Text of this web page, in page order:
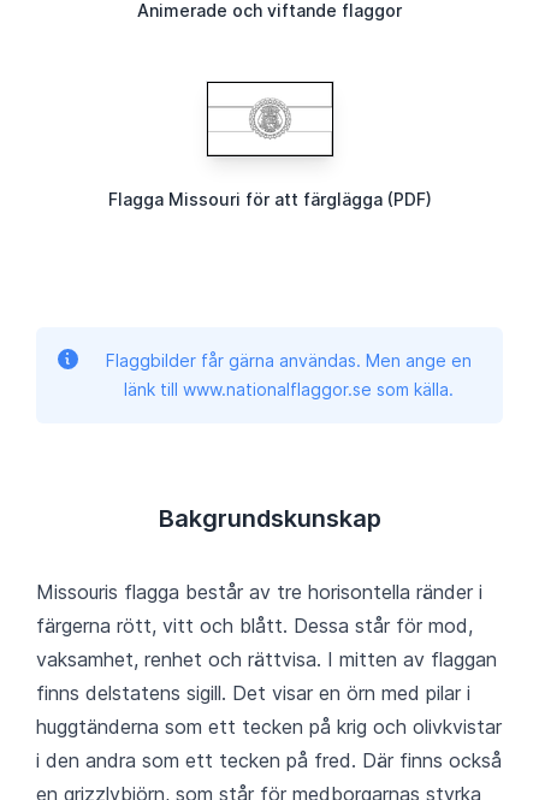
Animerade och viftande flaggor
Flagga Missouri för att färglägga (PDF)
Flaggbilder får gärna användas. Men ange en
länk till www.nationalflaggor.se som källa.
Bakgrundskunskap
Missouris flagga består av tre horisontella ränder i
färgerna rött, vitt och blått. Dessa står för mod,
vaksamhet, renhet och rättvisa. I mitten av flaggan
finns delstatens sigill. Det visar en örn med pilar i
huggtänderna som ett tecken på krig och olivkvistar
i den andra som ett tecken på fred. Där finns också
en grizzlybjörn, som står för medborgarnas styrka